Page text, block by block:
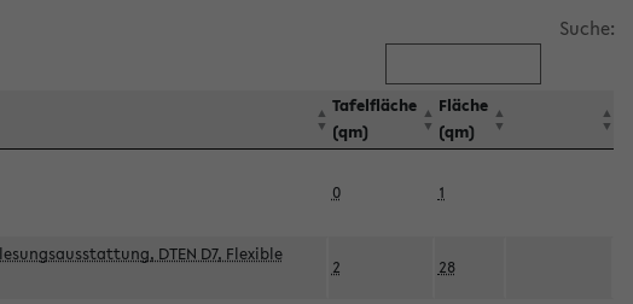
Suche:
Tafelfläche
(qm)
Fläche
(qm)
0 1
DTEN D7, Flexible
2 28